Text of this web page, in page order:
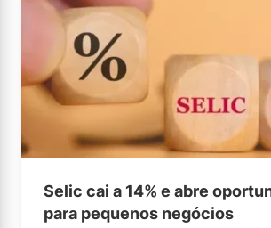
Selic cai a 14% e abre
para pequenos negócios